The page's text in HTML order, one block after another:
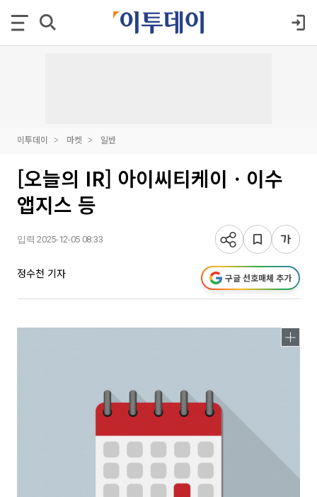
이투데이 마켓 일반
[오늘의 IR] 아이씨티케이ㆍ이수
앱지스 등
입력 2025-12-05 08:33
정수천 기자 구글 선호매체 추가